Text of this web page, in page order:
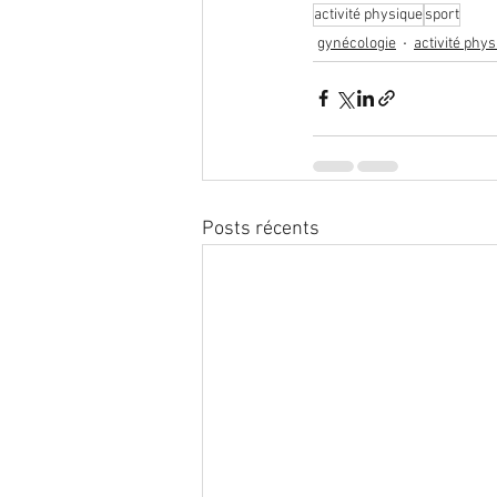
activité physiquesport
gynécologie
activité
Posts récents